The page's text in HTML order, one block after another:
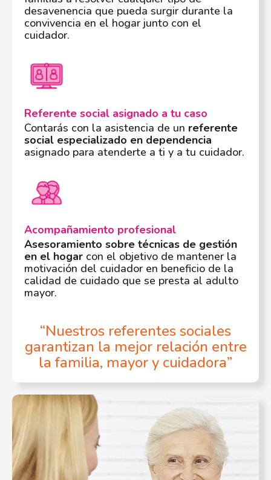
desavenencia que pueda surgir durante la
convivencia en el hogar junto con el
cuidador.
Referente social asignado a tu caso
Contarás con la asistencia de un referente
social especializado en dependencia
asignado para atenderte a ti y a tu cuidador.
Acompañamiento profesional
Asesoramiento sobre técnicas de gestión
en el hogar con el objetivo de mantener la
motivación del cuidador en beneficio de la
calidad de cuidado que se presta al adulto
mayor.
“Nuestros referentes sociales
garantizan la mejor relación entre
la familia, mayor y cuidadora”